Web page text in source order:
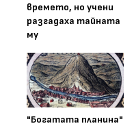
времето, но учени
разгадаха тайната
му
"Богатата планина"